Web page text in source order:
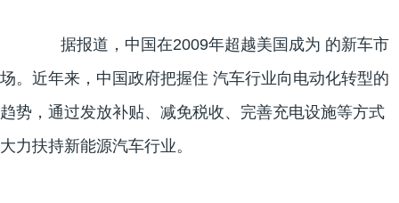
据报道，中国在2009年超越美国成为 的新车市
场。近年来，中国政府把握住 汽车行业向电动化转型的
趋势，通过发放补贴、减免税收、完善充电设施等方式
大力扶持新能源汽车行业。